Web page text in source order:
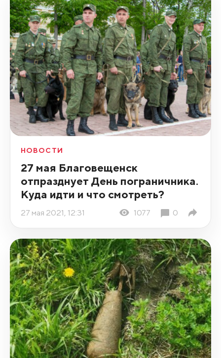
НОВОСТИ
27 мая Благовещенск
отпразднует День пограничника.
Куда идти и что смотреть?
27 мая 2021, 12:31 1077 0